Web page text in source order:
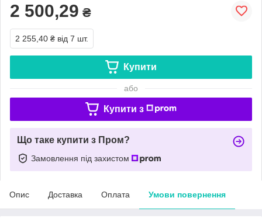
2 500,29 ₴
2 255,40 ₴ від 7 шт.
Купити
або
Купити з
Що таке купити з Пром?
Замовлення під захистом
Опис Доставка Оплата Умови повернення